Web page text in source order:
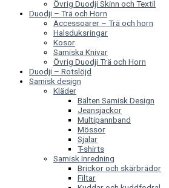
Övrig Duodji Skinn och Textil
Duodji – Trä och Horn
Accessoarer – Trä och horn
Halsduksringar
Kosor
Samiska Knivar
Övrig Duodji Trä och Horn
Duodji – Rotslöjd
Samisk design
Kläder
Bälten Samisk Design
Jeansjackor
Multipannband
Mössor
Sjalar
T-shirts
Samisk Inredning
Brickor och skärbrädor
Filtar